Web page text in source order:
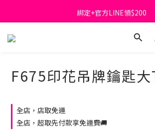
首購免運費🚚
綁定+官方LINE領$200
出清特價_買一送一
F675印花吊牌鑰匙大
全店，店取免運
全店，超取先付款享免運費🚚